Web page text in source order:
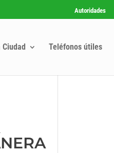
Autoridades
Ciudad Teléfonos útiles